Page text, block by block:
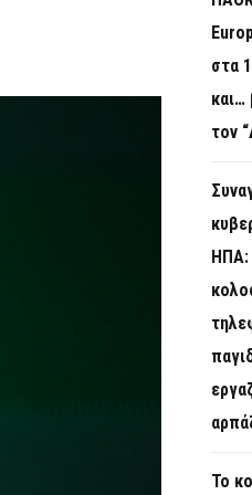
στα
και…
τον
ΗΠΑ:
Το